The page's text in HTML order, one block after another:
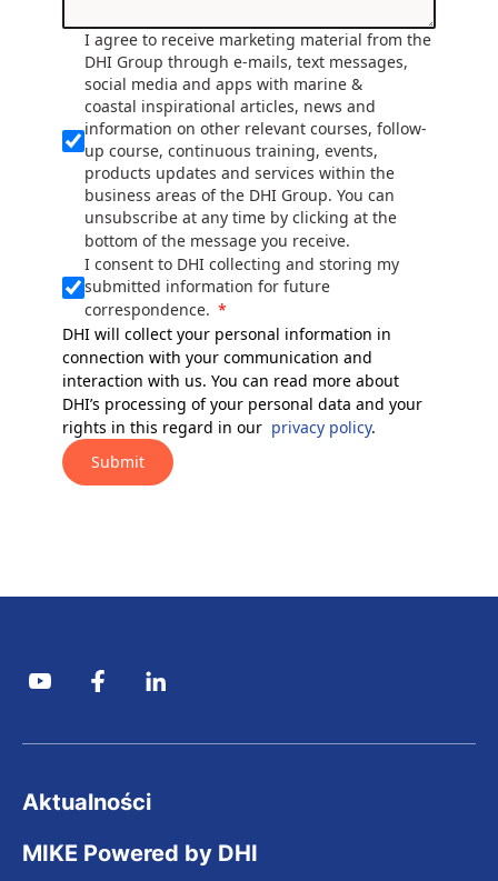
I agree to receive marketing material from the
DHI Group through e-mails, text messages,
social media and apps with marine &
coastal inspirational articles, news and
information on other relevant courses, follow-
up course, continuous training, events,
products updates and services within the
business areas of the DHI Group. You can
unsubscribe at any time by clicking at the
bottom of the message you receive.
I consent to DHI collecting and storing my
submitted information for future
correspondence.
DHI will collect your personal information in
connection with your communication and
interaction with us. You can read more about
DHI’s processing of your personal data and your
rights in this regard in our privacy policy.
Submit
Aktualności
MIKE Powered by DHI